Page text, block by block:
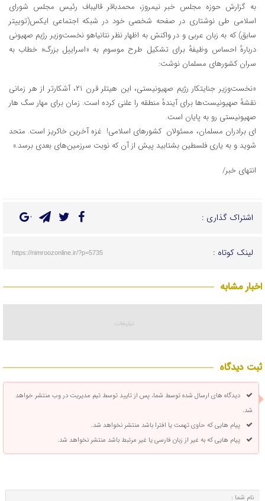
به گزارش حوزه مجلس خبر نیمروز، محمدباقر قالیباف رئیس مجلس شورای
اسلامی طی نوشتاری در صفحه شخصی خود در شبکه اجتماعی ایکس(توییتر
سابق) که به زبان عربی و در واکنش به اظهار نظر نتانیاهو نخست‌وزیر رژیم صهیونی
دربارهٔ احساس وظیفهٔ برای تشکیل طرح موسوم به «اسراییل بزرگ» خطاب به
سران کشورهای مسلمان نوشت:
«نخست‌وزیر جنایتکار رژیم صهیونیستی، این هیتلر قرن ۲۱، آشکارتر از هر زمانی
نقشهٔ صهیونیست‌ها برای آیندهٔ منطقه را علنی کرده است. زمان برای مهار سگ هار
صهیونیستی رو به پایان است.
ای برادران مسلمان، مسئولان کشورهای اسلامی! غزه آخرین خاکریز است. متحد
شوید و به یاری فلسطین بشتابید پیش از آن که نوبت سرزمین‌های بعدی برسد.»
انتهای خبر/
اشتراک گذاری :
لینک کوتاه : https://nimroozonline.ir/?p=5735
اخبار مشابه
ثبت دیدگاه
دیدگاه های ارسال شده توسط شما، پس از تایید توسط تیم مدیریت در وب منتشر خواهد
شد.
پیام هایی که حاوی تهمت یا افترا باشد منتشر نخواهد شد.
پیام هایی که به غیر از زبان فارسی یا غیر مرتبط باشد منتشر نخواهد شد.